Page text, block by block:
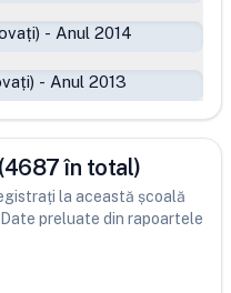
- Anul 2014
- Anul 2013
în total)
la această școală
preluate din rapoartele